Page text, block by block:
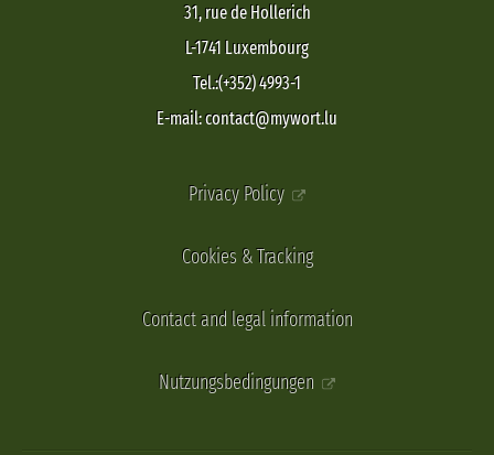
31, rue de Hollerich
L-1741 Luxembourg
Tel.:(+352) 4993-1
E-mail: contact@mywort.lu
Privacy Policy
Cookies & Tracking
Contact and legal information
Nutzungsbedingungen